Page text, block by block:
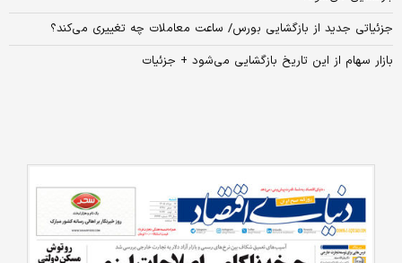
جزئیاتی جدید از بازگشایی بورس/ ساعت معاملات چه تغییری می‌کند؟
بازار سهام از این تاریخ بازگشایی می‌شود + جزئیات